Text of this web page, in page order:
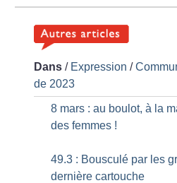
Dans / Expression /
de 2023
8 mars : au boulot, à la
des femmes !
49.3 : Bousculé par les
dernière cartouche